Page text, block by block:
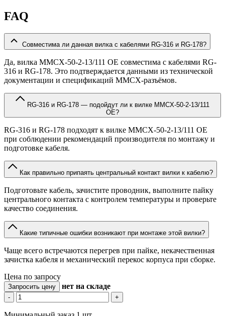
FAQ
Совместима ли данная вилка с кабелями RG-316 и RG-178?
Да, вилка MMCX-50-2-13/111 OE совместима с кабелями RG-
316 и RG-178. Это подтверждается данными из технической
документации и спецификаций MMCX-разъёмов.
OE?
RG-316 и RG-178 подходят к вилке MMCX-50-2-13/111 OE
при соблюдении рекомендаций производителя по монтажу и
подготовке кабеля.
Как правильно припаять центральный контакт вилки к кабелю?
Подготовьте кабель, зачистите проводник, выполните пайку
центрального контакта с контролем температуры и проверьте
качество соединения.
Какие типичные ошибки возникают при монтаже этой вилки?
Чаще всего встречаются перегрев при пайке, некачественная
зачистка кабеля и механический перекос корпуса при сборке.
Цена по запросу
Запросить цену нет на складе
- +